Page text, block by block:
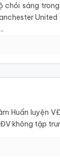
chói sáng
Huấn luyện
không tập